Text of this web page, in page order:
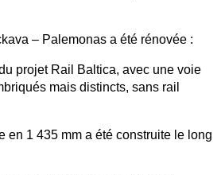
– Palemonas a été rénovée :
projet Rail Baltica, avec une voie
mais distincts, sans rail
en 1 435 mm a été construite le long